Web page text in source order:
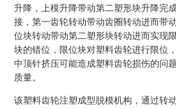
升降，上模升降带动第二塑形块升降完
接，第一齿轮转动带动齿圈转动进而带
位块转动带动第二塑形块转动进而实现
块的错位，限位块对塑料齿轮进行限位
中顶针挤压可能造成塑料齿轮损伤的问
质量。
该塑料齿轮注塑成型脱模机构，通过转